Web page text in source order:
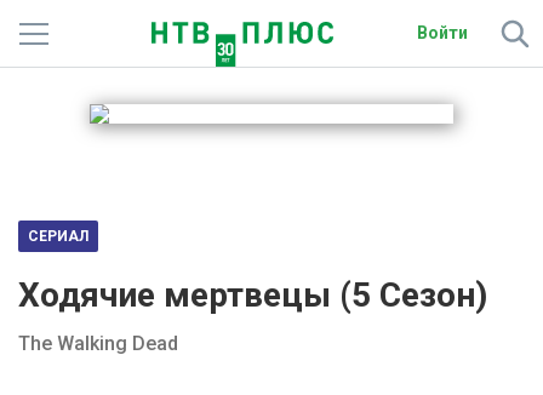
Войти
Телеканалы
СЕРИАЛ
Ходячие мертвецы (5 Сезон)
The Walking Dead